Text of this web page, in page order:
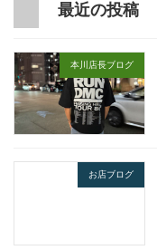
最近の投稿
本川店長ブログ
お店ブログ